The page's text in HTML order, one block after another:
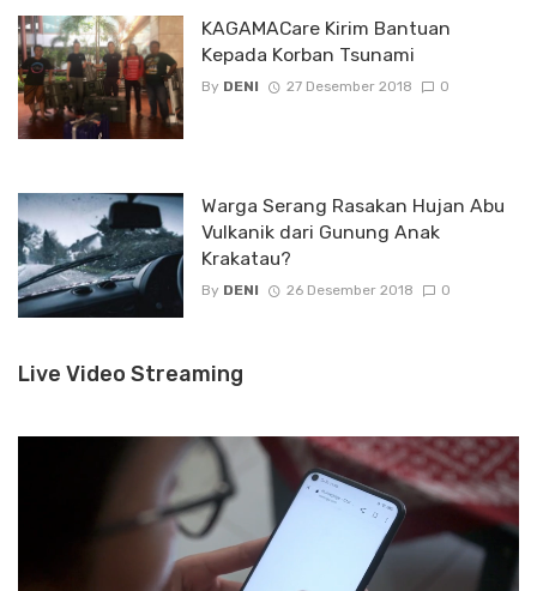
KAGAMACare Kirim Bantuan
Kepada Korban Tsunami
By DENI 27 Desember 2018 0
Warga Serang Rasakan Hujan Abu
Vulkanik dari Gunung Anak
Krakatau?
By DENI 26 Desember 2018 0
Live Video Streaming